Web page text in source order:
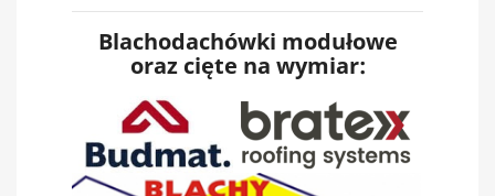
Blachodachówki modułowe
oraz cięte na wymiar: